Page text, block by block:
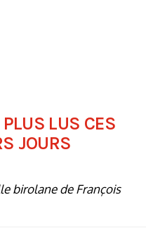
LUS CES
JOURS
birolane de François